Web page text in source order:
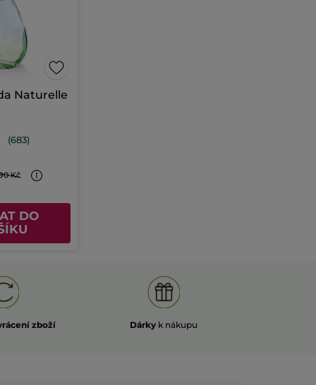
Naturelle
(683)
Kč
DO
zboží Dárky k nákupu